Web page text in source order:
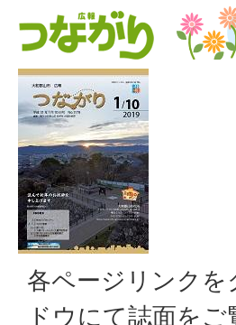
各ページリンク
ドウにて誌面をご